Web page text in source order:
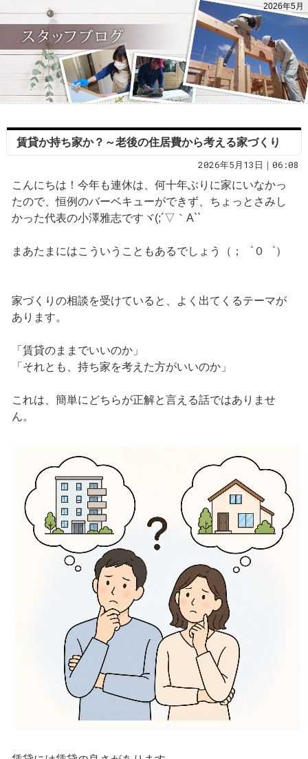
2026年5月
賃貸か持ち家か？～老後の住居費から考える家づくり
2026年5月13日｜06:08
こんにちは！今年も連休は、何十年ぶりに家にいなかっ
たので、恒例のバーベキューができず、ちょっとさみし
かった代表の小澤雅志ですヾ(;´▽｀A``
まあたまにはこういうこともあるでしょう（；゜０゜）
家づくりの相談を受けていると、よく出てくるテーマが
あります。
「賃貸のままでいいのか」
「それとも、持ち家を考えた方がいいのか」
これは、簡単にどちらが正解と言える話ではありませ
ん。